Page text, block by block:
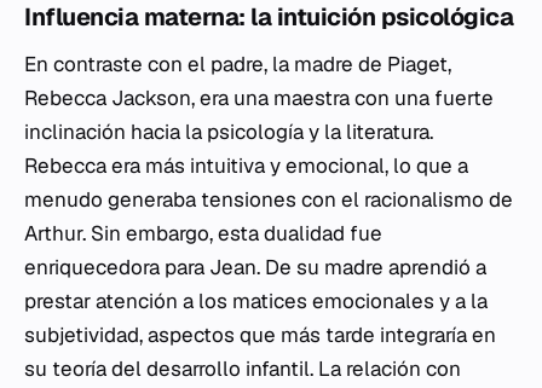
Influencia materna: la intuición psicológica
En contraste con el padre, la madre de Piaget,
Rebecca Jackson, era una maestra con una fuerte
inclinación hacia la psicología y la literatura.
Rebecca era más intuitiva y emocional, lo que a
menudo generaba tensiones con el racionalismo de
Arthur. Sin embargo, esta dualidad fue
enriquecedora para Jean. De su madre aprendió a
prestar atención a los matices emocionales y a la
subjetividad, aspectos que más tarde integraría en
su teoría del desarrollo infantil. La relación con